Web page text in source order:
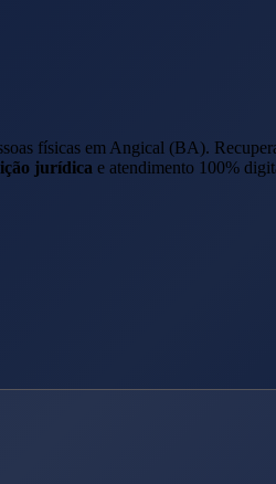
físicas em Angical (BA).
jurídica e atendimento 100%